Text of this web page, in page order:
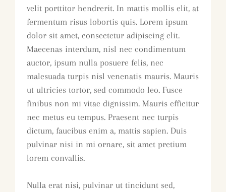
velit porttitor hendrerit. In mattis mollis elit, at
fermentum risus lobortis quis. Lorem ipsum
dolor sit amet, consectetur adipiscing elit.
Maecenas interdum, nisl nec condimentum
auctor, ipsum nulla posuere felis, nec
malesuada turpis nisl venenatis mauris. Mauris
ut ultricies tortor, sed commodo leo. Fusce
finibus non mi vitae dignissim. Mauris efficitur
nec metus eu tempus. Praesent nec turpis
dictum, faucibus enim a, mattis sapien. Duis
pulvinar nisi in mi ornare, sit amet pretium
lorem convallis.
Nulla erat nisi, pulvinar ut tincidunt sed,